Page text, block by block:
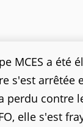
MCES a été
s'est arrêtée
perdu contre
elle s'est